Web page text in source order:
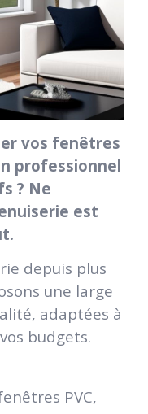
vos fenêtres
professionnel
? Ne
est
depuis plus
une large
adaptées à
budgets.
PVC,